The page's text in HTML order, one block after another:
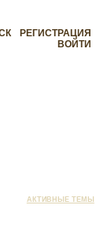
РЕГИСТРАЦИЯ
ВОЙТИ
АКТИВНЫЕ ТЕМЫ